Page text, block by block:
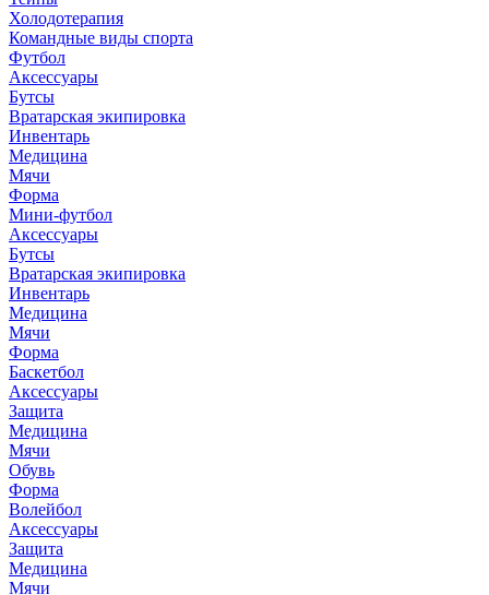
Холодотерапия
Командные виды спорта
Футбол
Аксессуары
Бутсы
Вратарская экипировка
Инвентарь
Медицина
Мячи
Форма
Мини-футбол
Аксессуары
Бутсы
Вратарская экипировка
Инвентарь
Медицина
Мячи
Форма
Баскетбол
Аксессуары
Защита
Медицина
Мячи
Обувь
Форма
Волейбол
Аксессуары
Защита
Медицина
Мячи